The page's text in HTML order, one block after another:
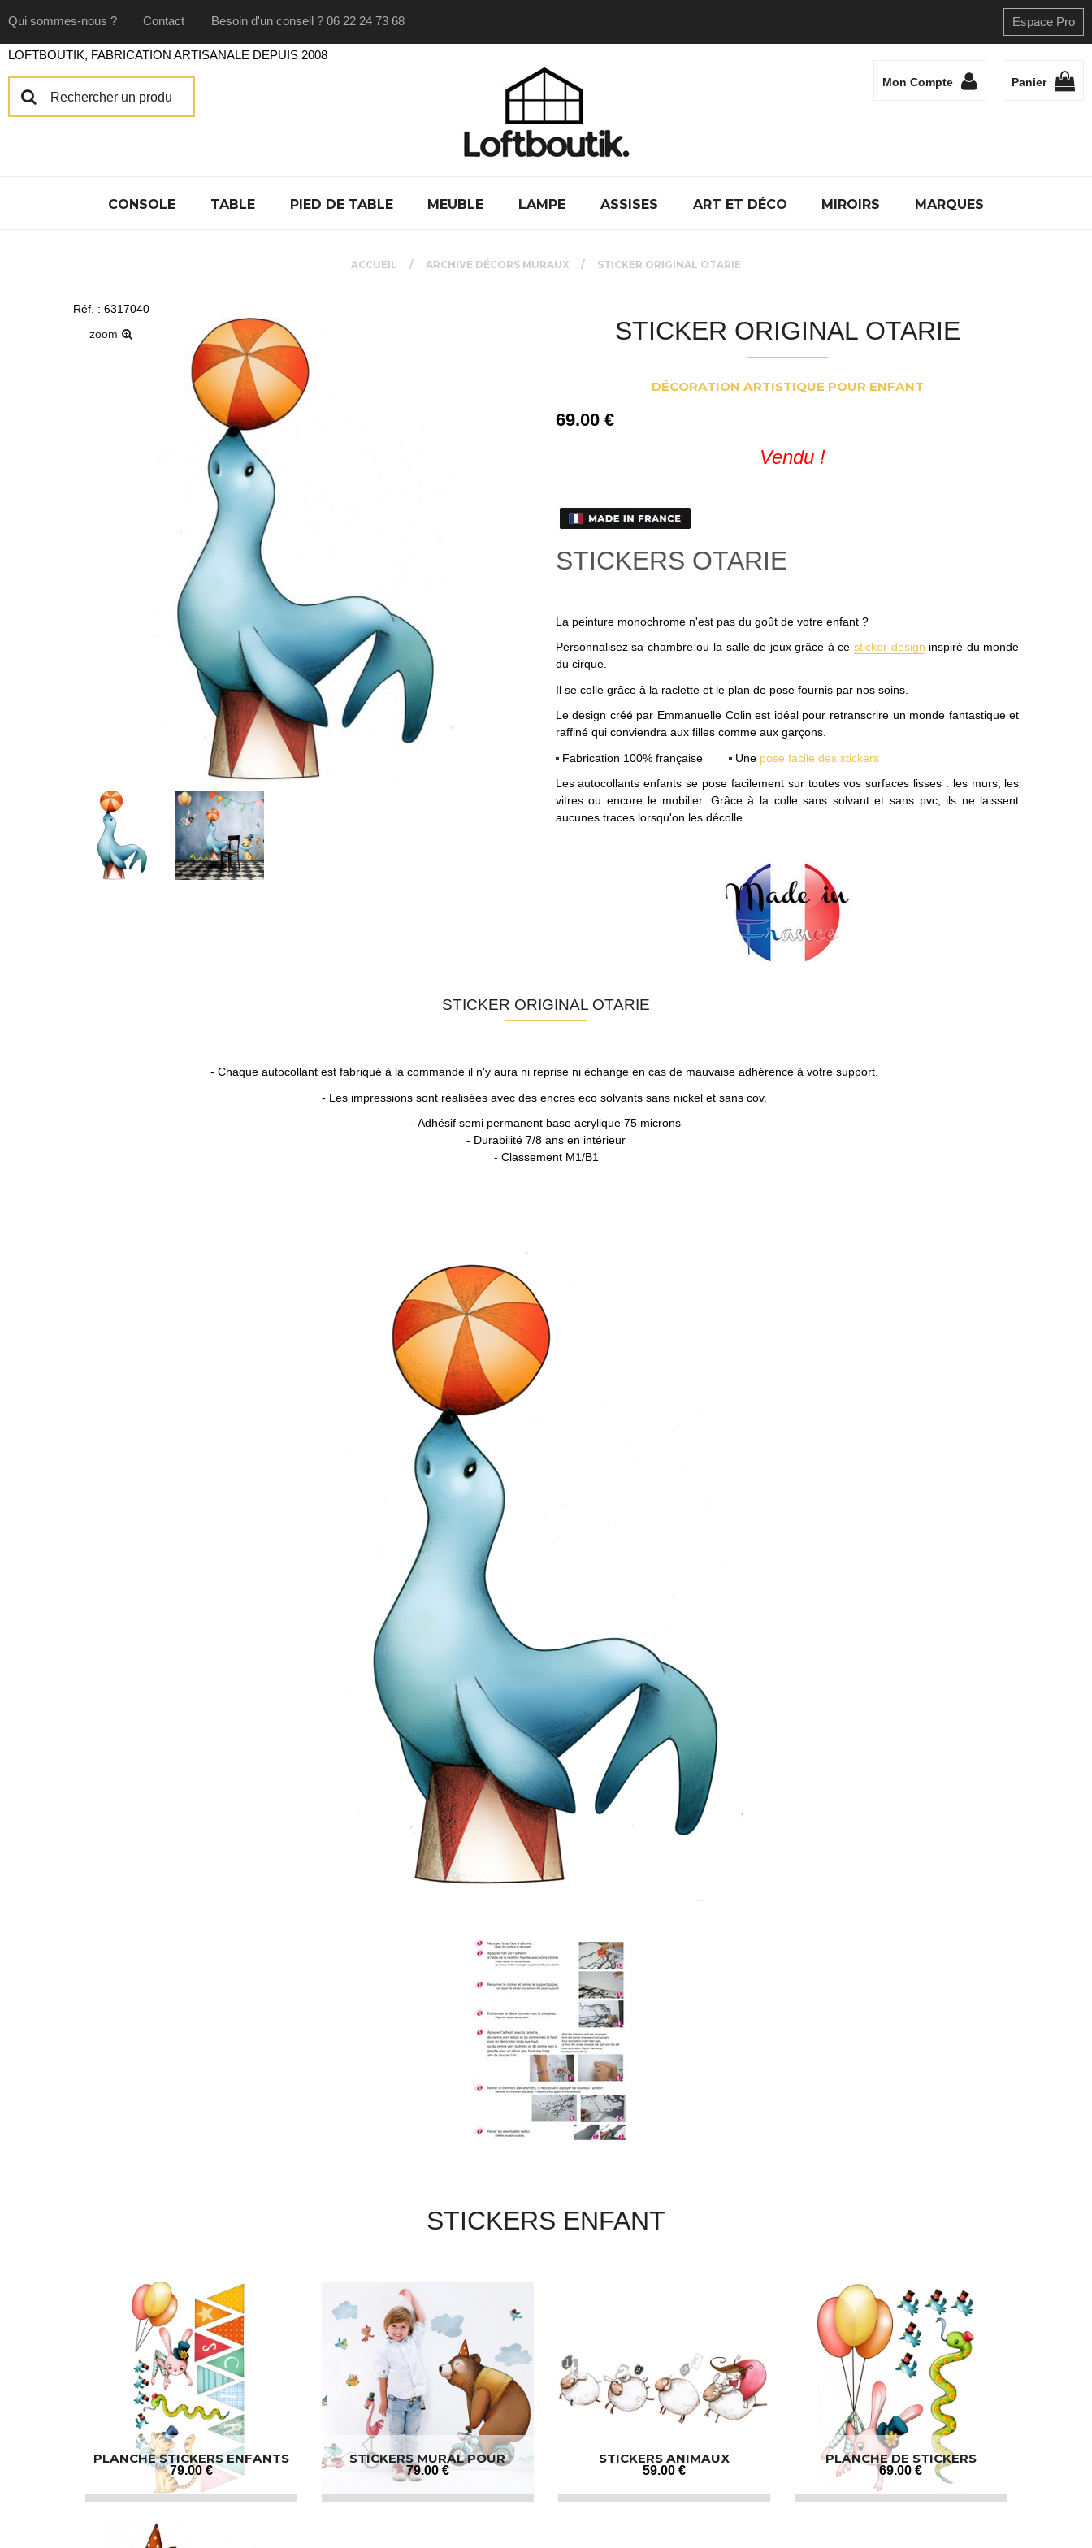
Qui sommes-nous ? Contact Besoin d'un conseil ? 06 22 24 73 68 Espace Pro
Mon Compte Panier
CONSOLE TABLE PIED DE TABLE MEUBLE LAMPE ASSISES ART ET DÉCO MIROIRS MARQUES
ACCUEIL ARCHIVE DÉCORS MURAUX STICKER ORIGINAL OTARIE
Réf. : 6317040
zoom
STICKER ORIGINAL OTARIE
DÉCORATION ARTISTIQUE POUR ENFANT
69.00€
Vendu !
STICKERS OTARIE
La peinture monochrome n'est pas du goût de votre enfant ?
Personnalisez sa chambre ou la salle de jeux grâce à cesticker design inspiré du monde
du cirque.
Il se colle grâce à la raclette et le plan de pose fournis par nos soins.
Le design créé par Emmanuelle Colin est idéal pour retranscrire un monde fantastique et
raffiné qui conviendra aux filles comme aux garçons.
Fabrication 100% française
Une pose facile des stickers
Les autocollants enfants se pose facilement sur toutes vos surfaces lisses : les murs, les
vitres ou encore le mobilier. Grâce à la colle sans solvant et sans pvc, ils ne laissent
aucunes traces lorsqu'on les décolle.
STICKER ORIGINAL OTARIE
- Chaque autocollant est fabriqué à la commande il n'y aura ni reprise ni échange en cas de mauvaise adhérence à votre support.
- Les impressions sont réalisées avec des encres eco solvants sans nickel et sans cov.
- Adhésif semi permanent base acrylique 75 microns
- Durabilité 7/8 ans en intérieur
- Classement M1/B1
STICKERS ENFANT
PLANCHE STICKERS ENFANTS
79.00 €
STICKERS MURAL POUR
ENFANT
79.00 €
STICKERS ANIMAUX
59.00 €
PLANCHE DE STICKERS
MURAUX POUR ENFANT
69.00 €
LOFTBOUTIK, FABRICATION ARTISANALE DEPUIS 2008